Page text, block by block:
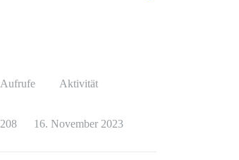
Aufrufe Aktivität
208 16. November 2023